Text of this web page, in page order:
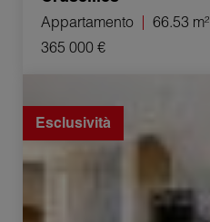
Appartamento 66.53 m²
365 000 €
Esclusività